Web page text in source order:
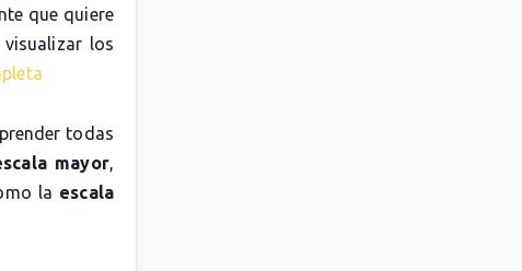
que quiere
los
todas
mayor,
la escala